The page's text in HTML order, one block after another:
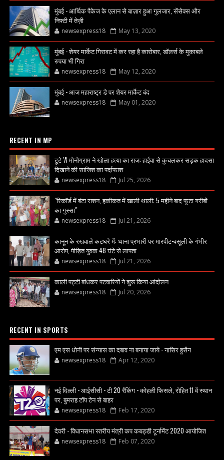
मुंबई - आर्थिक पैकेज के एलान से बाज़ार हुआ गुलजार, सेंसेक्स और
निफ्टी में तेज़ी
newsexpress18 May 13, 2020
मुंबई - शेयर मार्केट गिरावट में कर रहा है कारोबार, डॉलर्स के मुकाबले
रुपया भी गिरा
newsexpress18 May 12, 2020
मुंबई - आज महाराष्ट्र डे पर शेयर मार्केट बंद
newsexpress18 May 01, 2020
RECENT IN MP
टूटे 'A' मोनोग्राम ने खोला हत्या का राज: हाईवा से कुचलकर सड़क हादसा
दिखाने की साजिश का पर्दाफाश
newsexpress18 Jul 25, 2026
"रिकॉर्ड में बंटा राशन, हकीकत में खाली थाली; 5 महीने बाद फूटा गरीबों
का गुस्सा"
newsexpress18 Jul 21, 2026
कानून के रखवाले कटघरे में: थाना प्रभारी पर मारपीट-वसूली के गंभीर
आरोप, पीड़ित युवक 48 घंटे से लापता
newsexpress18 Jul 21, 2026
काली पट्टी बांधकर पटवारियों ने शुरू किया आंदोलन
newsexpress18 Jul 20, 2026
RECENT IN SPORTS
एम एस धोनी पर संन्यास का दबाव ना बनाया जाये - नासिर हुसैन
newsexpress18 Apr 12, 2020
नई दिल्ली - आईसीसी - टी 20 रैंकिंग - कोहली फिसले, रोहित 11 वें स्थान
पर, बुमराह टॉप टेन से बाहर
newsexpress18 Feb 17, 2020
देवरी - विधानसभा स्तरीय मंत्री कप कबड्डी टूर्नामेंट 2020 आयोजित
newsexpress18 Feb 07, 2020